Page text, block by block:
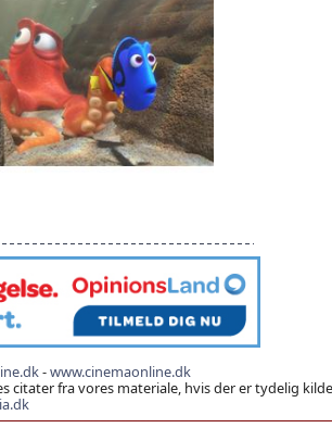
-www.cinemaonline.dk
citater fra vores materiale, hvis der er tydelig